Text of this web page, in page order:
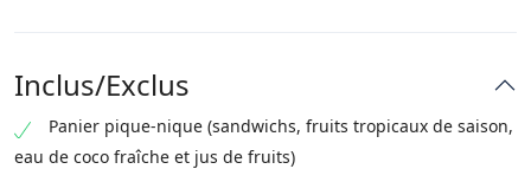
Inclus/Exclus
Panier pique-nique (sandwichs, fruits tropicaux de saison,
eau de coco fraîche et jus de fruits)